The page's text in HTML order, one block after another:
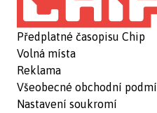
Předplatné časopisu Chip
Volná místa
Reklama
Všeobecné obchodní
Nastavení soukromí